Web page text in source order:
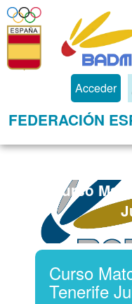
Acceder
FEDERACIÓN
Curso
Curso
Tenerife